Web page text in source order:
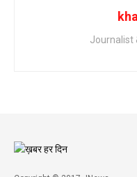
Journalist